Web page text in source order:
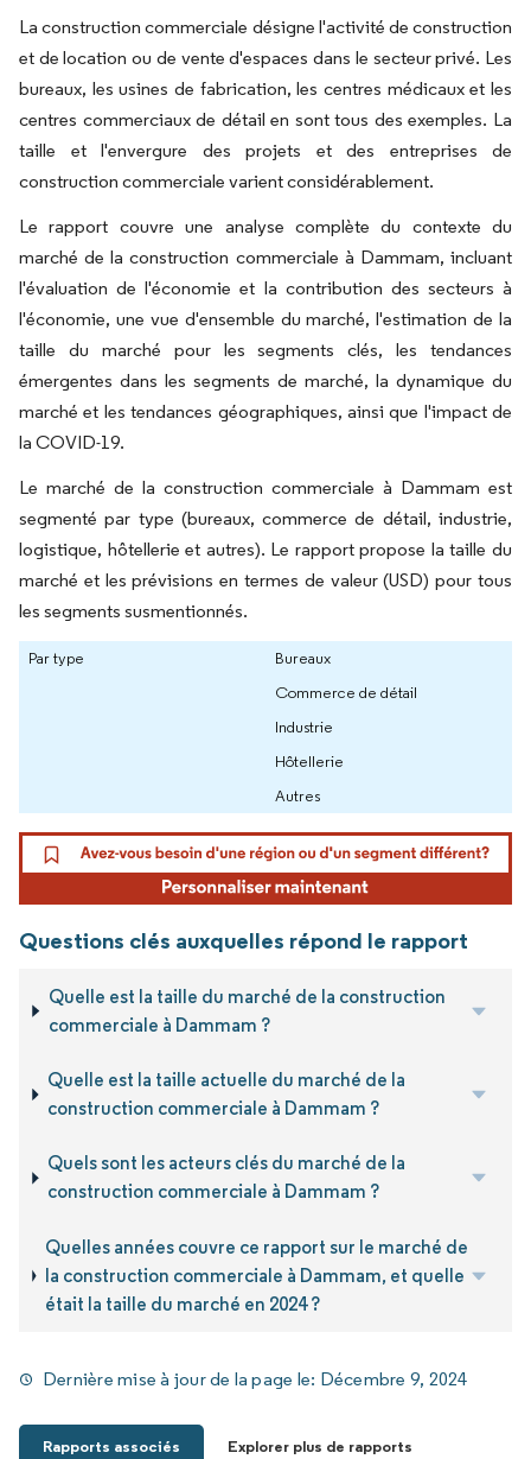
La construction commerciale désigne l'activité de construction
et de location ou de vente d'espaces dans le secteur privé. Les
bureaux, les usines de fabrication, les centres médicaux et les
centres commerciaux de détail en sont tous des exemples. La
taille et l'envergure des projets et des entreprises de
construction commerciale varient considérablement.
Le rapport couvre une analyse complète du contexte du
marché de la construction commerciale à Dammam, incluant
l'évaluation de l'économie et la contribution des secteurs à
l'économie, une vue d'ensemble du marché, l'estimation de la
taille du marché pour les segments clés, les tendances
émergentes dans les segments de marché, la dynamique du
marché et les tendances géographiques, ainsi que l'impact de
la COVID-19.
Le marché de la construction commerciale à Dammam est
segmenté par type (bureaux, commerce de détail, industrie,
logistique, hôtellerie et autres). Le rapport propose la taille du
marché et les prévisions en termes de valeur (USD) pour tous
les segments susmentionnés.
Par type
Bureaux
Commerce de détail
Industrie
Hôtellerie
Autres
Questions clés auxquelles répond le rapport
Quelle est la taille du marché de la construction
commerciale à Dammam ?
Quelle est la taille actuelle du marché de la
construction commerciale à Dammam ?
Quels sont les acteurs clés du marché de la
construction commerciale à Dammam ?
Quelles années couvre ce rapport sur le marché de
la construction commerciale à Dammam, et quelle
était la taille du marché en 2024 ?
Dernière mise à jour de la page le: Décembre 9, 2024
Rapports associés Explorer plus de rapports